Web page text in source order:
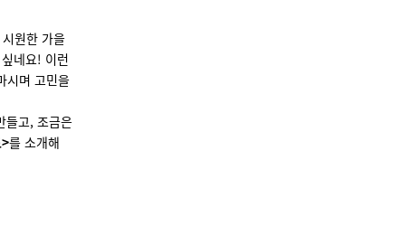
원한 가을
네요! 이런
시며 고민을
들고, 조금은
를 소개해